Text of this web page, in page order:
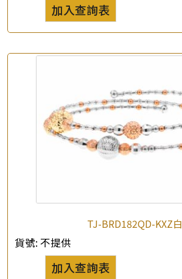
加入查詢表
TJ-BRD182QD-KXZ白
貨號: 不提供
加入查詢表